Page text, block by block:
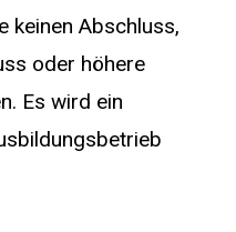
keinen Abschluss,
oder höhere
Es wird ein